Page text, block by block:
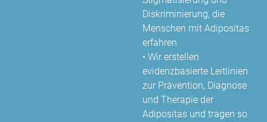
Diskriminierung, die
Menschen mit Adipositas
erfahren
• Wir erstellen
evidenzbasierte Leitlinien
zur Prävention, Diagnose
und Therapie der
Adipositas und tragen so